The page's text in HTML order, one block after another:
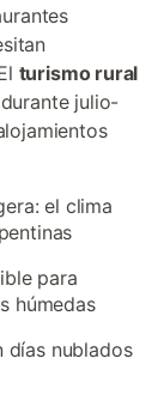
turismo rural
julio-
el clima
para
húmedas
días nublados